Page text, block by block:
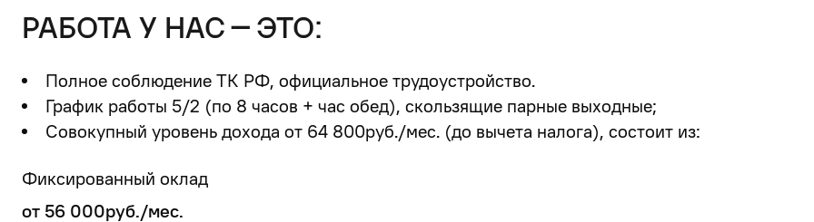
работа у нас – это:
Полное соблюдение ТК РФ, официальное трудоустройство.
График работы 5/2 (по 8 часов + час обед), скользящие парные выходные;
Совокупный уровень дохода от 64 800руб./мес. (до вычета налога), состоит из:
Фиксированный оклад
от 56 000руб./мес.